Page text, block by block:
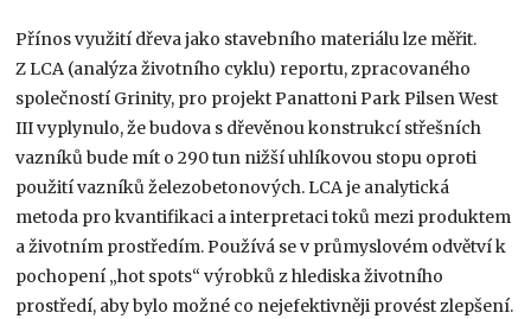
Přínos využití dřeva jako stavebního materiálu lze měřit.
Z LCA (analýza životního cyklu) reportu, zpracovaného
společností Grinity, pro projekt Panattoni Park Pilsen West
III vyplynulo, že budova s dřevěnou konstrukcí střešních
vazníků bude mít o 290 tun nižší uhlíkovou stopu oproti
použití vazníků železobetonových. LCA je analytická
metoda pro kvantifikaci a interpretaci toků mezi produktem
a životním prostředím. Používá se v průmyslovém odvětví k
pochopení „hot spots“ výrobků z hlediska životního
prostředí, aby bylo možné co nejefektivněji provést zlepšení.